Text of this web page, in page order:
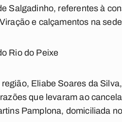
Salgadinho, referentes à
e calçamentos na
Rio do Peixe
Eliabe Soares da
razões que levaram ao
Pamplona, domiciliada